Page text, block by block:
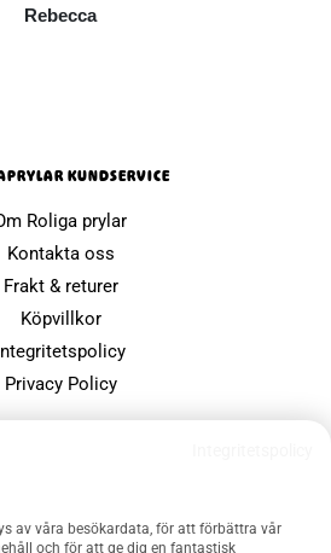
Rebecca
KUNDSERVICE
Roliga prylar
Kontakta oss
Frakt & returer
Köpvillkor
Privacy Policy
Julklappsspelet
av våra besökardata, för att förbättra vår
och för att ge dig en fantastisk